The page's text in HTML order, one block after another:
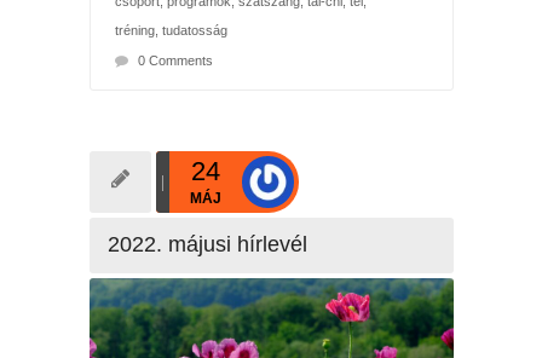
tréning, tudatosság
0 Comments
24
MÁJ
2022. májusi hírlevél